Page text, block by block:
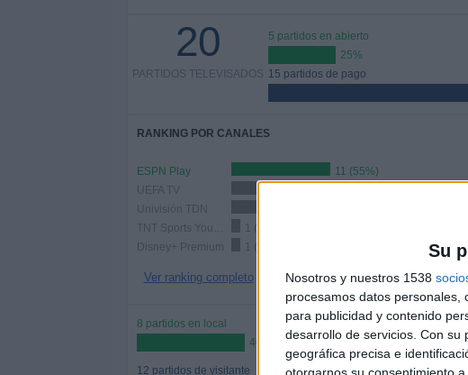
Su
Nosotros y nuestros 1538
procesamos datos personales,
para publicidad y contenido
desarrollo de servicios. Con su
geográfica precisa e
otorgarnos su consentimiento
20
PARTIDOS TELEVISADOS
5 partidos en abierto
25%
15 partidos de pago
RANKING POR CANALES
ESPN Play
11 (55%)
UEFA TV
Univisión TDN
1 (5%)
Disney+ Premium
1 (5%)
Ver ranking completo
8 partidos en local
40%
12 partidos de visitante